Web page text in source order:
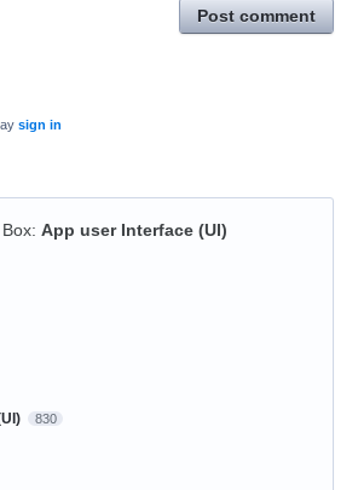
Post comment
sign in
: App user Interface (UI)
830